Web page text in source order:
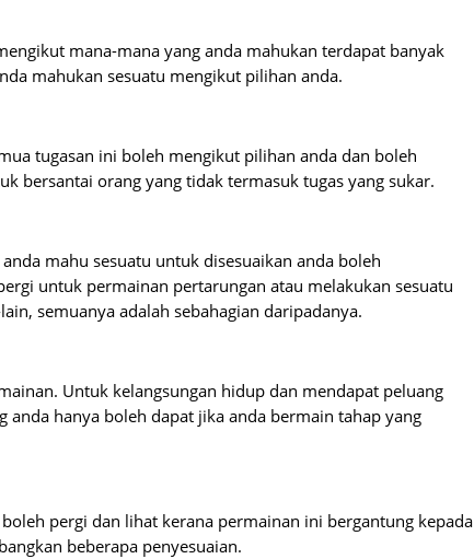
mana-mana yang anda mahukan terdapat banyak
mahukan sesuatu mengikut pilihan anda.
tugasan ini boleh mengikut pilihan anda dan boleh
bersantai orang yang tidak termasuk tugas yang sukar.
mahu sesuatu untuk disesuaikan anda boleh
untuk permainan pertarungan atau melakukan sesuatu
semuanya adalah sebahagian daripadanya.
Untuk kelangsungan hidup dan mendapat peluang
hanya boleh dapat jika anda bermain tahap yang
pergi dan lihat kerana permainan ini bergantung kepada
beberapa penyesuaian.